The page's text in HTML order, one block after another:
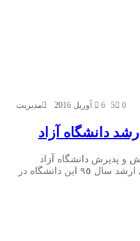
مدیریت 6 آوریل 2016 0
5
دانشگاه آزاد
و پذيرش دانشگاه آزاد
اسلامي گفت: آزمون كارشناسي ارشد سال ٩٥ اين دانشگاه در